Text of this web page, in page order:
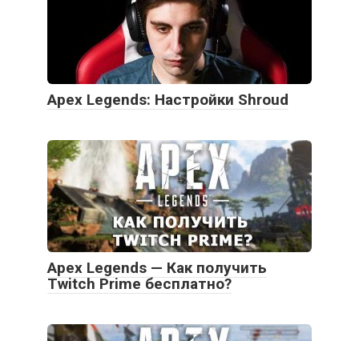
Apex Legends: Настройки Shroud
Apex Legends — Как получить
Twitch Prime бесплатно?